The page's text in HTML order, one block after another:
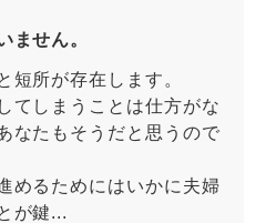
ません。
短所が存在します。
てしまうことは仕方がな
なたもそうだと思うので
めるためにはいかに夫婦
が鍵...